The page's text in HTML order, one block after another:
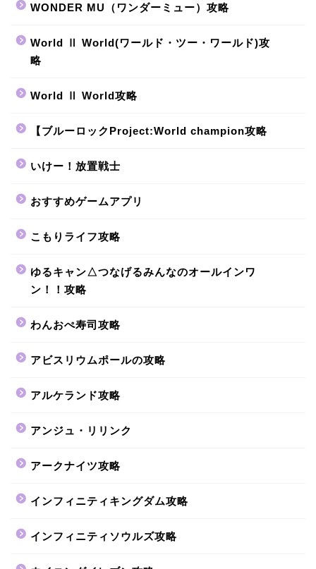
WONDER MU（ワンダーミュー）攻略
World Ⅱ World(ワールド・ツー・ワールド)攻
略
World Ⅱ World攻略
【ブルーロックProject:World champion攻略
いけー！放置戦士
おすすめゲームアプリ
こもりライフ攻略
ゆるキャン△つなげるみんなのオールインワ
ン！！攻略
わんおぺ寿司攻略
アビスリウムポールの攻略
アルケランド攻略
アンジュ・リリンク
アークナイツ攻略
インフィニティキングダム攻略
インフィニティソウルズ攻略